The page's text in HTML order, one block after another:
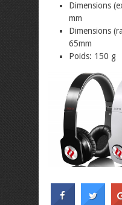
Dimensions
mm
Dimensions
65mm
Poids: 150 g